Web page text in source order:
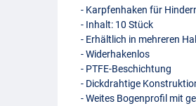
- Karpfenhaken für
- Inhalt: 10 Stück
- Erhältlich in mehreren
- Widerhakenlos
- PTFE-Beschichtung
- Dickdrahtige
- Weites Bogenprofil mit